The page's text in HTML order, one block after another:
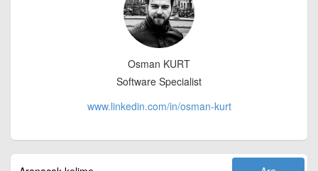
Osman KURT
Software Specialist
www.linkedin.com/in/osman-kurt